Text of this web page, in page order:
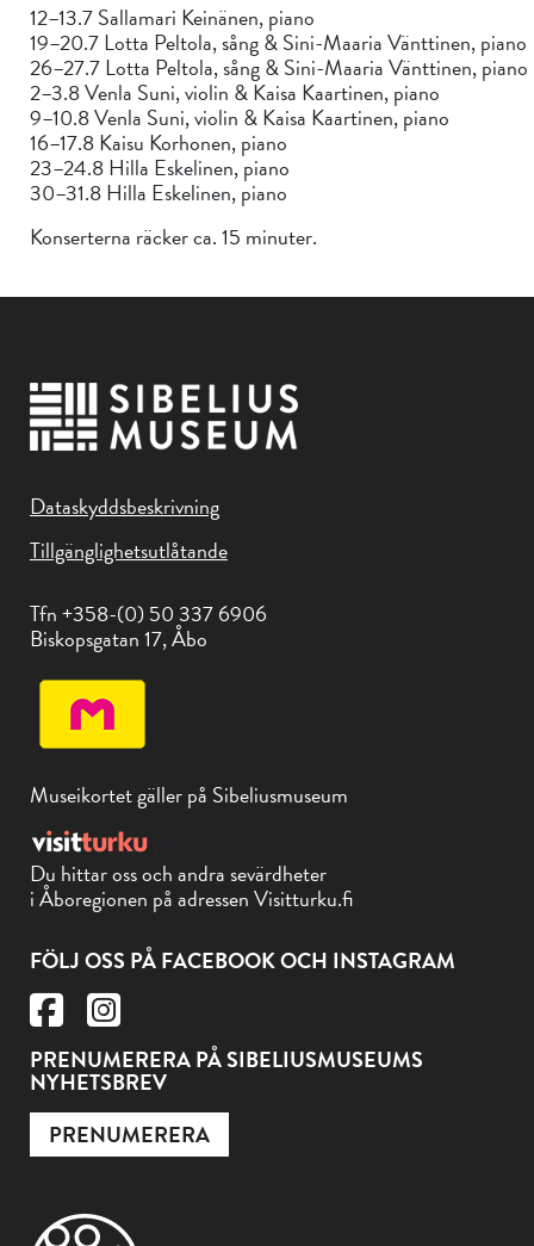
12–13.7 Sallamari Keinänen, piano
19–20.7 Lotta Peltola, sång & Sini-Maaria Vänttinen, piano
26–27.7 Lotta Peltola, sång & Sini-Maaria Vänttinen, piano
2–3.8 Venla Suni, violin & Kaisa Kaartinen, piano
9–10.8 Venla Suni, violin & Kaisa Kaartinen, piano
16–17.8 Kaisu Korhonen, piano
23–24.8 Hilla Eskelinen, piano
30–31.8 Hilla Eskelinen, piano
Konserterna räcker ca. 15 minuter.
Dataskyddsbeskrivning
Tillgänglighetsutlåtande
Tfn +358-(0) 50 337 6906
Biskopsgatan 17, Åbo
Museikortet gäller på Sibeliusmuseum
Du hittar oss och andra sevärdheter
i Åboregionen på adressen Visitturku.fi
FÖLJ OSS PÅ FACEBOOK OCH INSTAGRAM
PRENUMERERA PÅ SIBELIUSMUSEUMS
NYHETSBREV
PRENUMERERA